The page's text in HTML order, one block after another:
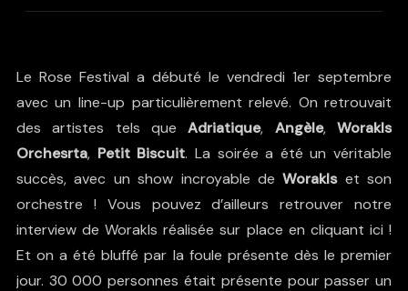
Le Rose Festival a débuté le vendredi 1er septembre
avec un line-up particulièrement relevé. On retrouvait
des artistes tels queAdriatique, Angèle,Worakls
Orchesrta, Petit Biscuit. La soirée a été un véritable
succès, avec un show incroyable deWoraklset son
orchestre ! Vous pouvez d’ailleurs retrouvernotre
interview de Worakls réalisée sur place en cliquant ici !
Et on a été bluffé par la foule présente dès le premier
jour. 30 000 personnes était présente pour passer un